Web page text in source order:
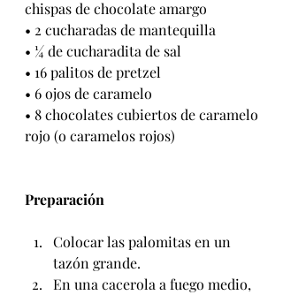
chispas de chocolate amargo
• 2 cucharadas de mantequilla
• ¼ de cucharadita de sal
• 16 palitos de pretzel
• 6 ojos de caramelo
• 8 chocolates cubiertos de caramelo
rojo (o caramelos rojos)
Preparación
Colocar las palomitas en un
tazón grande.
En una cacerola a fuego medio,